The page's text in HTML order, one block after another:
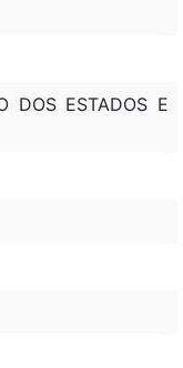
DOS ESTADOS E